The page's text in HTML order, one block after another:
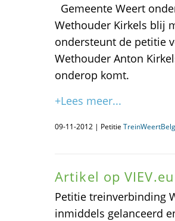
Gemeente Weert
Wethouder Kirkels blij
ondersteunt de petitie
Wethouder Anton
onderop komt.
+Lees meer...
09-11-2012 | Petitie
Artikel op VIEV.eu
Petitie treinverbinding
inmiddels gelanceerd